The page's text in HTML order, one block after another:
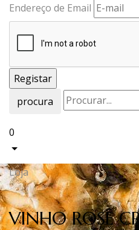
Endereço de Email
procura
0
Loja
VINHO ROSÊ